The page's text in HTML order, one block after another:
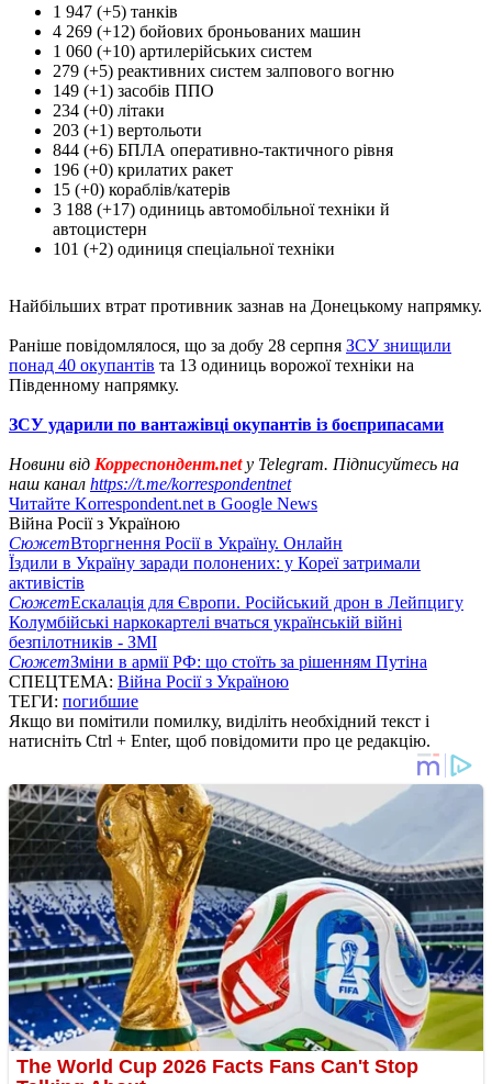
1 947 (+5) танків
4 269 (+12) бойових броньованих машин
1 060 (+10) артилерійських систем
279 (+5) реактивних систем залпового вогню
149 (+1) засобів ППО
234 (+0) літаки
203 (+1) вертольоти
844 (+6) БПЛА оперативно-тактичного рівня
196 (+0) крилатих ракет
15 (+0) кораблів/катерів
3 188 (+17) одиниць автомобільної техніки й
автоцистерн
101 (+2) одиниця спеціальної техніки
Найбільших втрат противник зазнав на Донецькому напрямку.
Раніше повідомлялося, що за добу 28 серпня ЗСУ знищили
понад 40 окупантів та 13 одиниць ворожої техніки на
Південному напрямку.
ЗСУ ударили по вантажівці окупантів із боєприпасами
Новини від Корреспондент.netу Telegram. Підписуйтесь на
наш канал https://t.me/korrespondentnet
Читайте Korrespondent.net в Google News
Війна Росії з Україною
СюжетВторгнення Росії в Україну. Онлайн
Їздили в Україну заради полонених: у Кореї затримали
активістів
СюжетЕскалація для Європи. Російський дрон в Лейпцигу
Колумбійські наркокартелі вчаться українській війні
безпілотників - ЗМІ
СюжетЗміни в армії РФ: що стоїть за рішенням Путіна
СПЕЦТЕМА: Війна Росії з Україною
ТЕГИ: погибшие
Якщо ви помітили помилку, виділіть необхідний текст і
натисніть Ctrl + Enter, щоб повідомити про це редакцію.